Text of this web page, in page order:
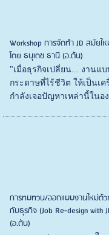
Workshop การจัดทำ JD สมัยใ
โดย ธนุเดช ธานี (อ.ต้น)
"เมื่อธุรกิจเปลี่ยน... งานแ
กระดาษที่ไร้ชีวิต ให้เป็นเ
กำลังเจอปัญหาเหล่านี้ในอง
การทบทวน/ออกแบบงานใหม่ด้ว
กับธุรกิจ (Job Re-design with
(อ.ต้น)